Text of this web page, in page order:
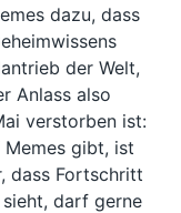
dazu, dass
der Welt,
Anlass also
verstorben ist:
gibt, ist
dass Fortschritt
darf gerne